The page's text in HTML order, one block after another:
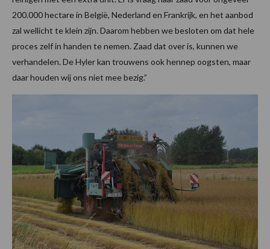
200.000 hectare in België, Nederland en Frankrijk, en het aanbod
zal wellicht te klein zijn. Daarom hebben we besloten om dat hele
proces zelf in handen te nemen. Zaad dat over is, kunnen we
verhandelen. De Hyler kan trouwens ook hennep oogsten, maar
daar houden wij ons niet mee bezig.”